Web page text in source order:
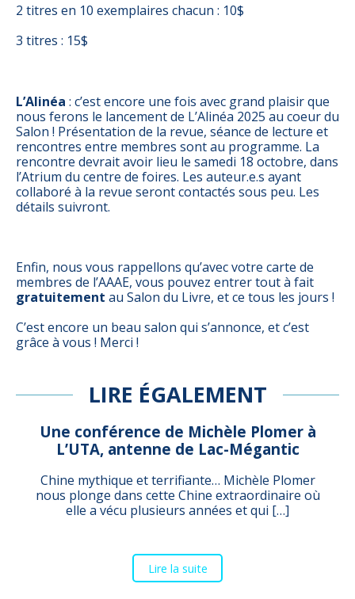
2 titres en 10 exemplaires chacun : 10$
3 titres : 15$
L’Alinéa : c’est encore une fois avec grand plaisir que
nous ferons le lancement de L’Alinéa 2025 au coeur du
Salon ! Présentation de la revue, séance de lecture et
rencontres entre membres sont au programme. La
rencontre devrait avoir lieu le samedi 18 octobre, dans
l’Atrium du centre de foires. Les auteur.e.s ayant
collaboré à la revue seront contactés sous peu. Les
détails suivront.
Enfin, nous vous rappellons qu’avec votre carte de
membres de l’AAAE, vous pouvez entrer tout à fait
gratuitement au Salon du Livre, et ce tous les jours !
C’est encore un beau salon qui s’annonce, et c’est
grâce à vous ! Merci !
LIRE ÉGALEMENT
Une conférence de Michèle Plomer à
L’UTA, antenne de Lac-Mégantic
Chine mythique et terrifiante… Michèle Plomer
nous plonge dans cette Chine extraordinaire où
elle a vécu plusieurs années et qui […]
Lire la suite